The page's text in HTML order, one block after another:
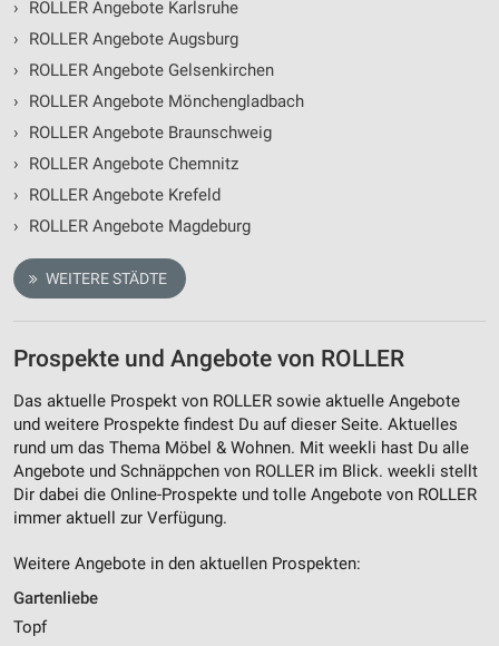
›
ROLLER Angebote Karlsruhe
›
ROLLER Angebote Augsburg
›
ROLLER Angebote Gelsenkirchen
›
ROLLER Angebote Mönchengladbach
›
ROLLER Angebote Braunschweig
›
ROLLER Angebote Chemnitz
›
ROLLER Angebote Krefeld
›
ROLLER Angebote Magdeburg
WEITERE STÄDTE
Prospekte und Angebote von ROLLER
Das aktuelle Prospekt von ROLLER sowie aktuelle Angebote
und weitere Prospekte findest Du auf dieser Seite. Aktuelles
rund um das Thema Möbel & Wohnen. Mit weekli hast Du alle
Angebote und Schnäppchen von ROLLER im Blick. weekli stellt
Dir dabei die Online-Prospekte und tolle Angebote von ROLLER
immer aktuell zur Verfügung.
Weitere Angebote in den aktuellen Prospekten:
Gartenliebe
Topf